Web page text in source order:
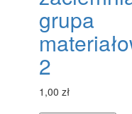
grupa
2
1,00 zł